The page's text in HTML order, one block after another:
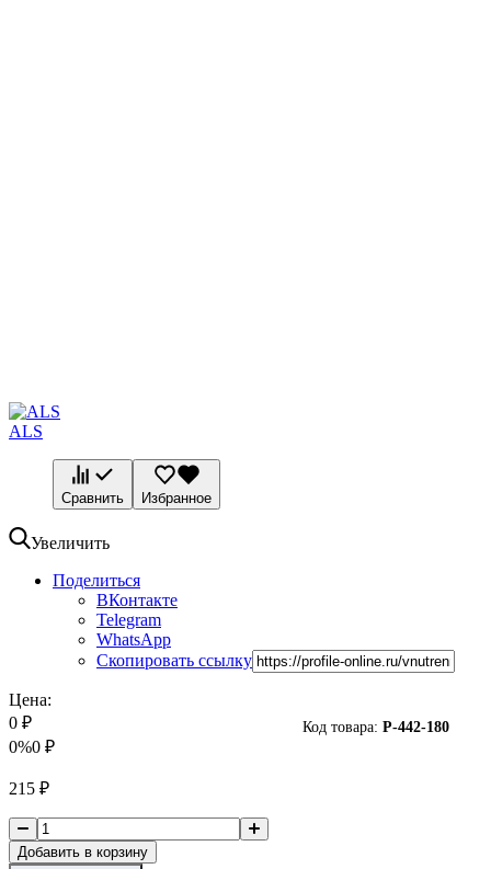
ALS
Сравнить Избранное
Увеличить
Поделиться
ВКонтакте
Telegram
WhatsApp
Скопировать ссылку
Код товара: P-442-180
Цена:
0 ₽
0%0 ₽
215 ₽
Добавить в корзину